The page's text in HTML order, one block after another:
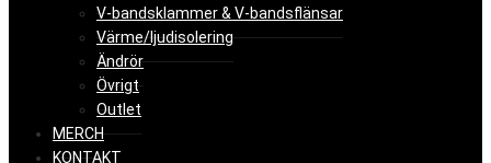
V-bandsklammer & V-bandsflänsar
Värme/ljudisolering
Ändrör
Övrigt
Outlet
MERCH
KONTAKT